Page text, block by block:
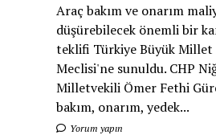
Araç bakım ve onarım
düşürebilecek önemli bir
teklifi Türkiye Büyük Millet
Meclisi'ne sunuldu. CHP
Milletvekili Ömer Fethi
bakım, onarım, yedek...
Yorum yapın